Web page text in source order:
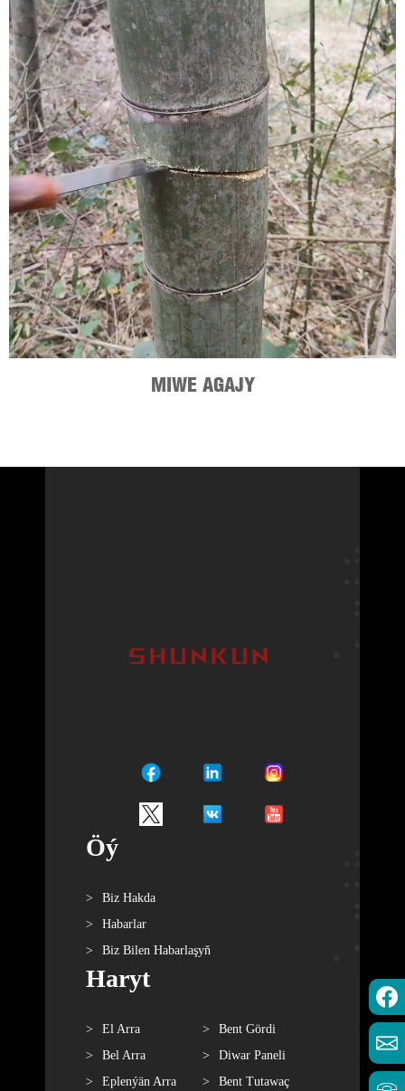
MIWE AGAJY
Öý
Biz Hakda
Habarlar
Biz Bilen Habarlaşyň
Haryt
El Arra
Bent Gördi
Bel Arra
Diwar Paneli
Eplenýän Arra
Bent Tutawaç